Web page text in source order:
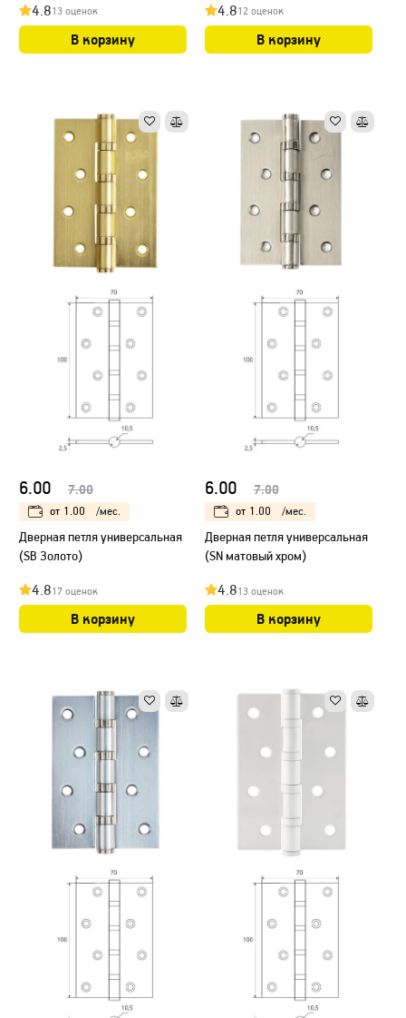
4.813 оценок
В корзину
4.812 оценок
В корзину
6.00 7.00
от 1.00 /мес.
Дверная петля универсальная
(SB Золото)
4.817 оценок
В корзину
6.00 7.00
от 1.00 /мес.
Дверная петля универсальная
(SN матовый хром)
4.813 оценок
В корзину